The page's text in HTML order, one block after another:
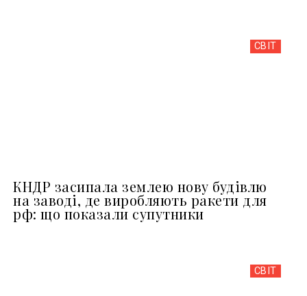
СВІТ
КНДР засипала землею нову будівлю
на заводі, де виробляють ракети для
рф: що показали супутники
СВІТ